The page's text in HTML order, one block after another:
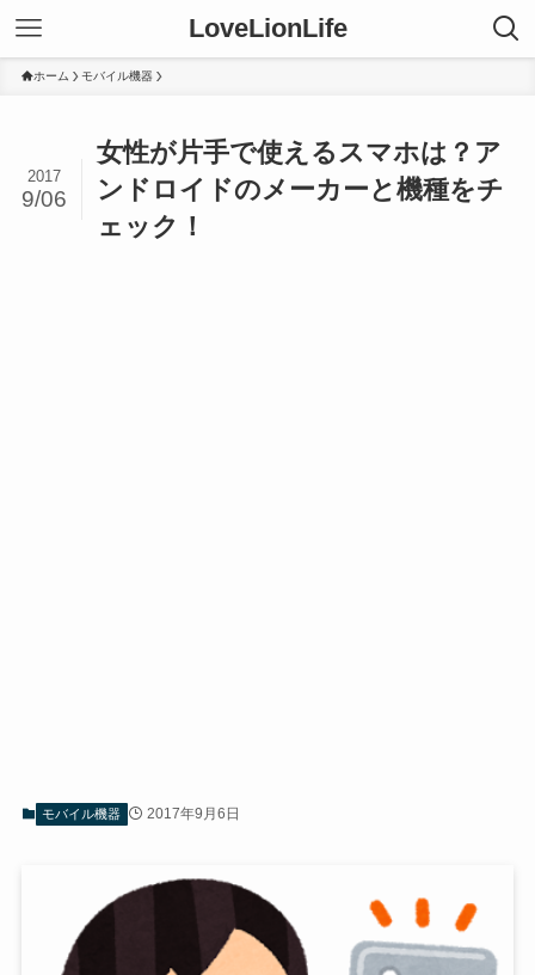
LoveLionLife
ホーム モバイル機器
女性が片手で使えるスマホは？ア
ンドロイドのメーカーと機種をチ
ェック！
2017
9/06
モバイル機器 2017年9月6日